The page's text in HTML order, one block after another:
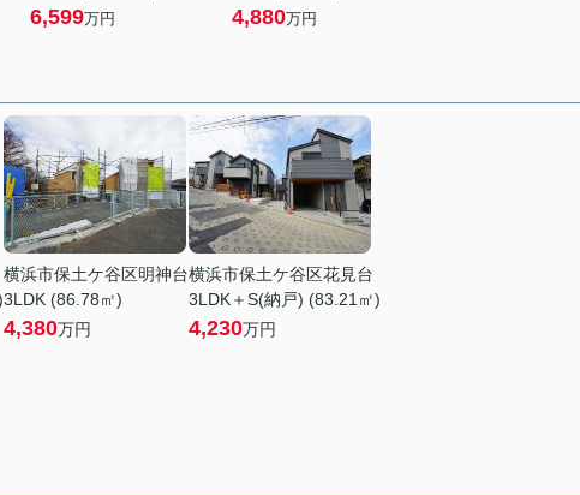
6,599万円 4,880万円
横浜市保土ケ谷区明神台
3LDK (86.78㎡)
4,380万円
横浜市保土ケ谷区花見台
3LDK＋S(納戸) (83.21㎡)
4,230万円